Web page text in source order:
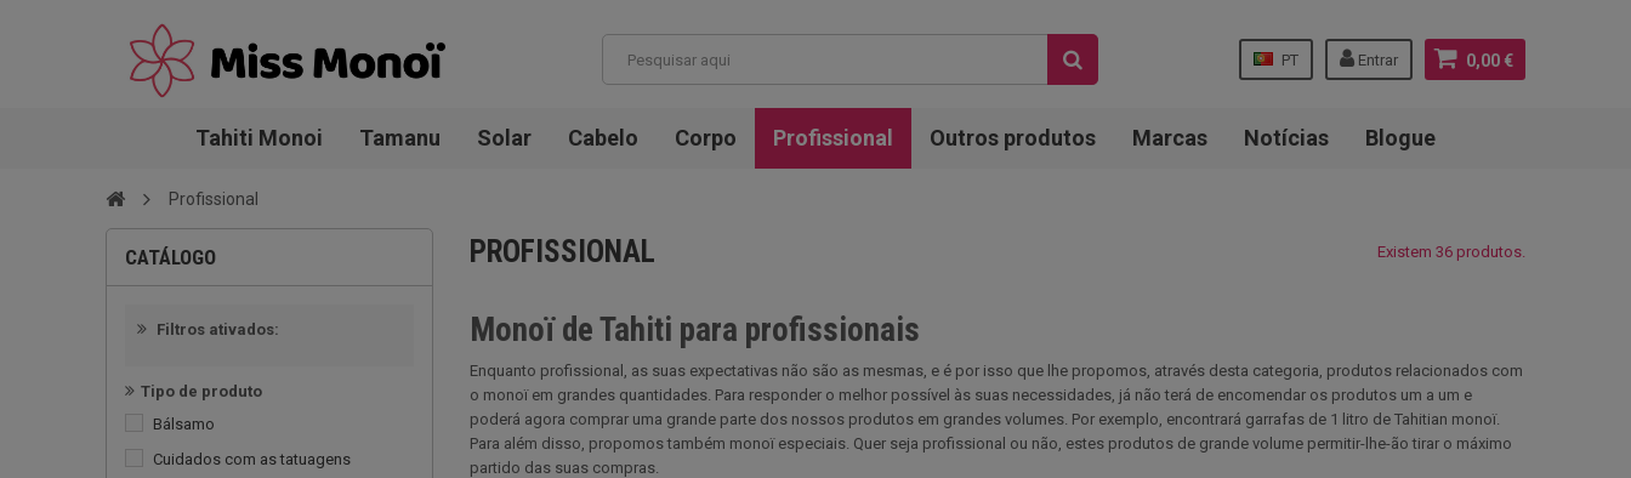
0,00 €
Entrar
PT
Tahiti Monoi Tamanu Solar Cabelo Corpo Profissional Outros produtos Marcas Notícias Blogue
Profissional
CATÁLOGO
Filtros ativados:
Tipo de produto
Bálsamo
Cuidados com as tatuagens
PROFISSIONAL Existem 36 produtos.
Monoï de Tahiti para profissionais
Enquanto profissional, as suas expectativas não são as mesmas, e é por isso que lhe propomos, através desta categoria, produtos relacionados com
o monoï em grandes quantidades. Para responder o melhor possível às suas necessidades, já não terá de encomendar os produtos um a um e
poderá agora comprar uma grande parte dos nossos produtos em grandes volumes. Por exemplo, encontrará garrafas de 1 litro de Tahitian monoï.
Para além disso, propomos também monoï especiais. Quer seja profissional ou não, estes produtos de grande volume permitir-lhe-ão tirar o máximo
partido das suas compras.